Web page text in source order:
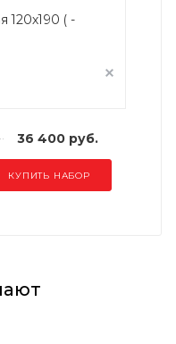
120х190 ( -
36 400 руб.
КУПИТЬ НАБОР